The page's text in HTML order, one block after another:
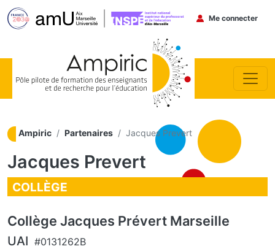
Menu du
Me connecter
Ampiric Partenaires Jacques Prevert
Jacques Prevert
COLLÈGE
Collège Jacques Prévert Marseille
UAI #0131262B